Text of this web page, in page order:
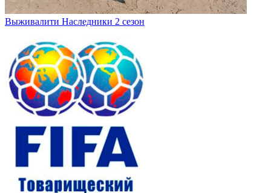
Выживалити Наследники 2 сезон